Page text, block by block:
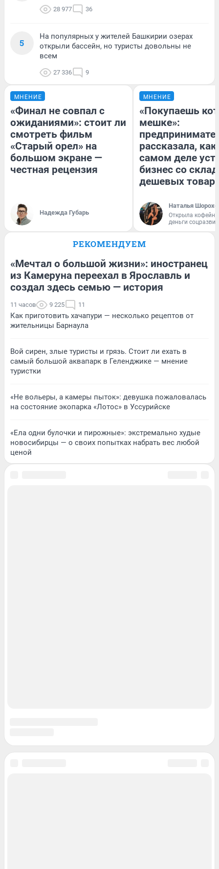
28 977 36
5
На популярных у жителей Башкирии озерах
открыли бассейн, но туристы довольны не
всем
27 336 9
МНЕНИЕ
«Финал не совпал с
ожиданиями»: стоит ли
смотреть фильм
«Старый орел» на
большом экране —
честная рецензия
Надежда Губарь
МНЕНИЕ
«Покупаешь
мешке»:
рассказала, как
самом деле
бизнес со
дешевых
Наталья
Открыла
деньги
РЕКОМЕНДУЕМ
«Мечтал о большой жизни»: иностранец
из Камеруна переехал в Ярославль и
создал здесь семью — история
11 часов 9 225 11
Как приготовить хачапури — несколько рецептов от
жительницы Барнаула
Вой сирен, злые туристы и грязь. Стоит ли ехать в
самый большой аквапарк в Геленджике — мнение
туристки
«Не вольеры, а камеры пыток»: девушка пожаловалась
на состояние экопарка «Лотос» в Уссурийске
«Ела одни булочки и пирожные»: экстремально худые
новосибирцы — о своих попытках набрать вес любой
ценой